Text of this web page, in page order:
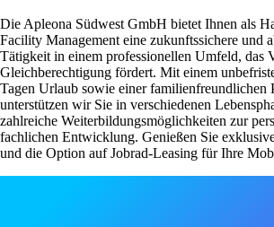
Die Apleona Südwest GmbH bietet Ihnen als
Facility Management eine zukunftssichere und
Tätigkeit in einem professionellen Umfeld, das
Gleichberechtigung fördert. Mit einem
Tagen Urlaub sowie einer familienfreundlichen
unterstützen wir Sie in verschiedenen
zahlreiche Weiterbildungsmöglichkeiten zur
fachlichen Entwicklung. Genießen Sie
und die Option auf Jobrad-Leasing für Ihre